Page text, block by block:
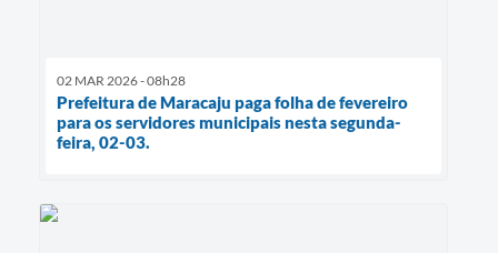
02 MAR 2026 - 08h28
Prefeitura de Maracaju paga folha de fevereiro
para os servidores municipais nesta segunda-
feira, 02-03.